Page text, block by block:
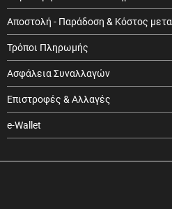
Αποστολή - Παράδοση & Κόστος
Τρόποι Πληρωμής
Ασφάλεια Συναλλαγών
Επιστροφές & Αλλαγές
e-Wallet